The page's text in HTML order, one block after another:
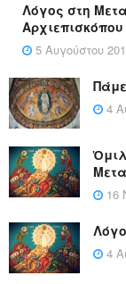
Λόγος στη
5 Αυγούστου
4
16
4